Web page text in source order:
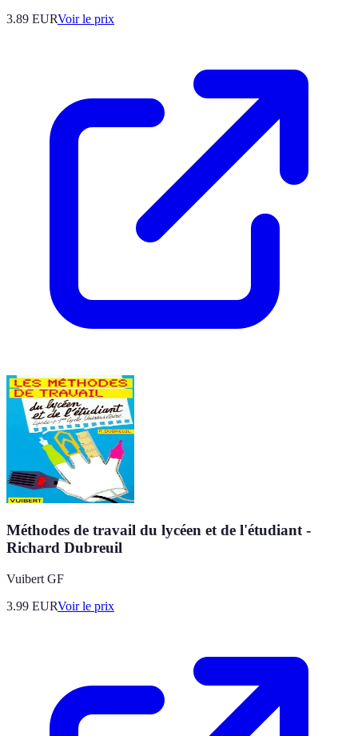
3.89 EURVoir le prix
Méthodes de travail du lycéen et de l'étudiant -
Richard Dubreuil
Vuibert GF
3.99 EURVoir le prix